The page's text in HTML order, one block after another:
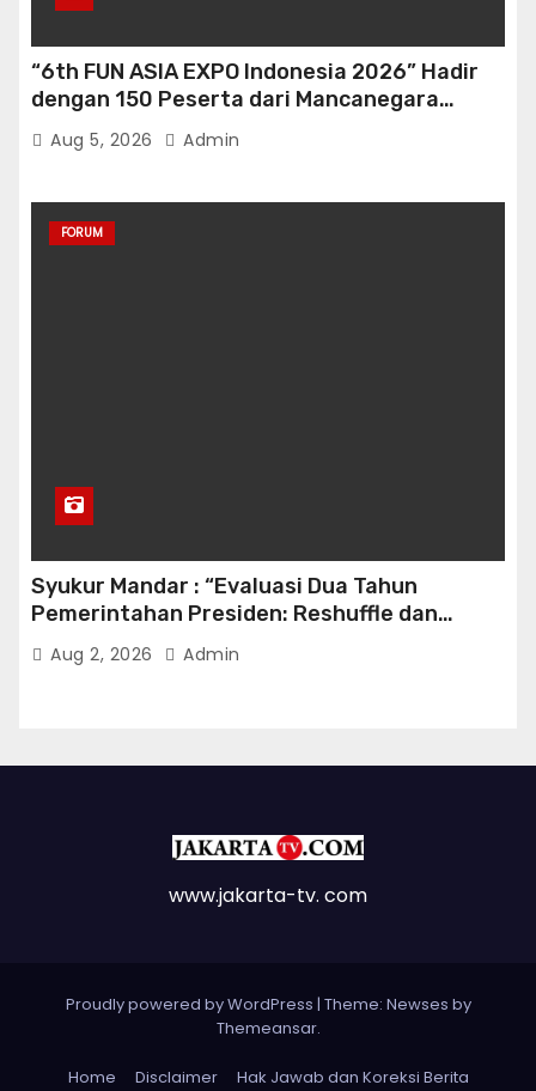
“6th FUN ASIA EXPO Indonesia 2026” Hadir
dengan 150 Peserta dari Mancanegara
perkuat Industri Taman Rekreasi Ekosistem
Pariwisata di Tanah Air
Aug 5, 2026 Admin
FORUM
Syukur Mandar : “Evaluasi Dua Tahun
Pemerintahan Presiden: Reshuffle dan
Efisiensi Kabinet Gemuk”
Aug 2, 2026 Admin
www.jakarta-tv. com
Proudly powered by WordPress | Theme: Newses by
Themeansar.
Home Disclaimer Hak Jawab dan Koreksi Berita